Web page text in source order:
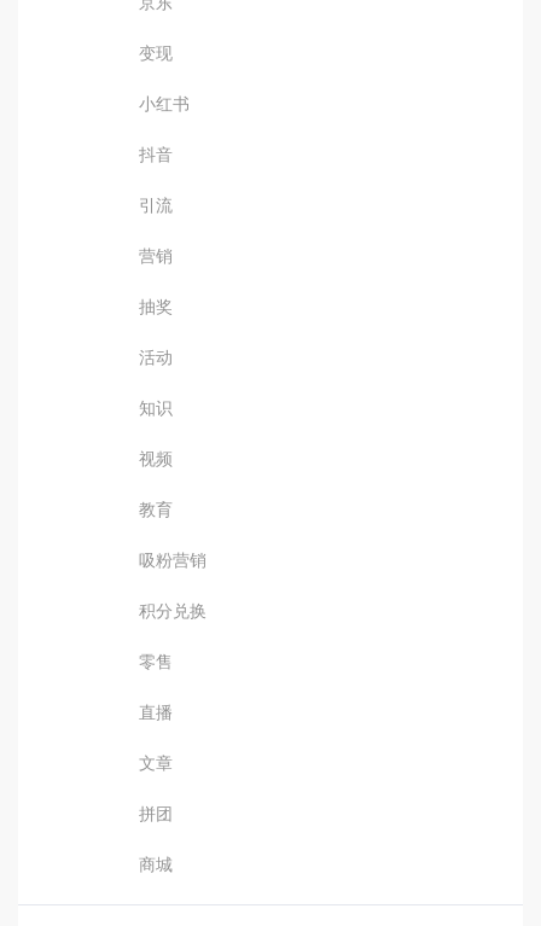
变现
小红书
抖音
引流
营销
抽奖
活动
知识
视频
教育
吸粉营销
积分兑换
零售
直播
文章
拼团
商城